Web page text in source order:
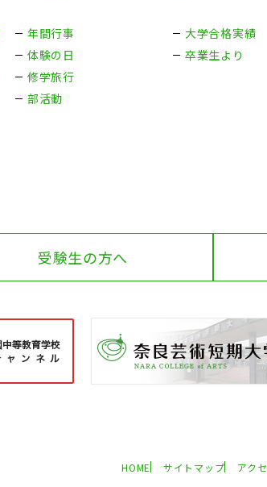
年間行事
体験の日
修学旅行
部活動
大学合格実績
卒業生より
受験生の方へ
HOME サイトマップ アク